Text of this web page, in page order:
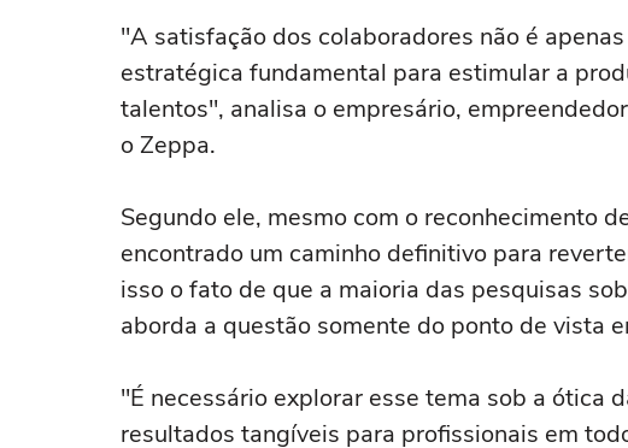
"A satisfação dos colaboradores não é
estratégica fundamental para estimular a
talentos", analisa o empresário,
o Zeppa.
Segundo ele, mesmo com o reconhecimento
encontrado um caminho definitivo para
isso o fato de que a maioria das pesquisas
aborda a questão somente do ponto de vista
"É necessário explorar esse tema sob a ótica
resultados tangíveis para profissionais em